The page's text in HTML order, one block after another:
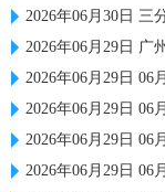
2026年06月30日 三分
2026年06月29日 广州商
2026年06月29日 06月
2026年06月29日 06月29
2026年06月29日 06月29
2026年06月29日 06月